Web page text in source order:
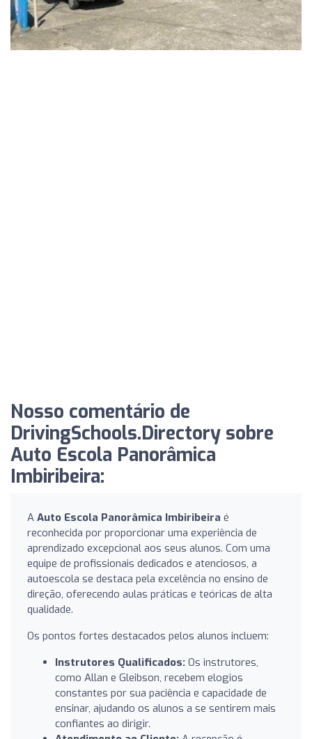
Nosso comentário de
DrivingSchools.Directory sobre
Auto Escola Panorâmica
Imbiribeira:
A Auto Escola Panorâmica Imbiribeira é
reconhecida por proporcionar uma experiência de
aprendizado excepcional aos seus alunos. Com uma
equipe de profissionais dedicados e atenciosos, a
autoescola se destaca pela excelência no ensino de
direção, oferecendo aulas práticas e teóricas de alta
qualidade.
Os pontos fortes destacados pelos alunos incluem:
Instrutores Qualificados: Os instrutores,
como Allan e Gleibson, recebem elogios
constantes por sua paciência e capacidade de
ensinar, ajudando os alunos a se sentirem mais
confiantes ao dirigir.